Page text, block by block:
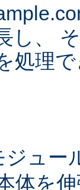
し、
処理
ジュー
体を